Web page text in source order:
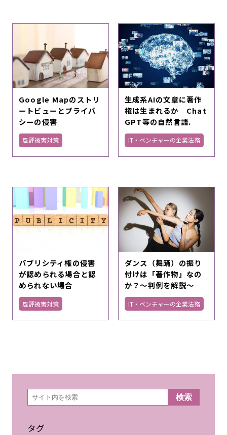
Google Mapのストリ
ートビューとプライバ
シーの侵害
風評被害対策
生成系AIの文章に著作
権は生まれるか Chat
GPT等の自然言語.
IT・ベンチャーの企業法務
パブリシティ権の侵害
が認められる場合と認
められない場合
風評被害対策
ダンス（舞踊）の振り
付けは「著作物」なの
か？～判例を解説～
IT・ベンチャーの企業法務
検
索 検索
タグ